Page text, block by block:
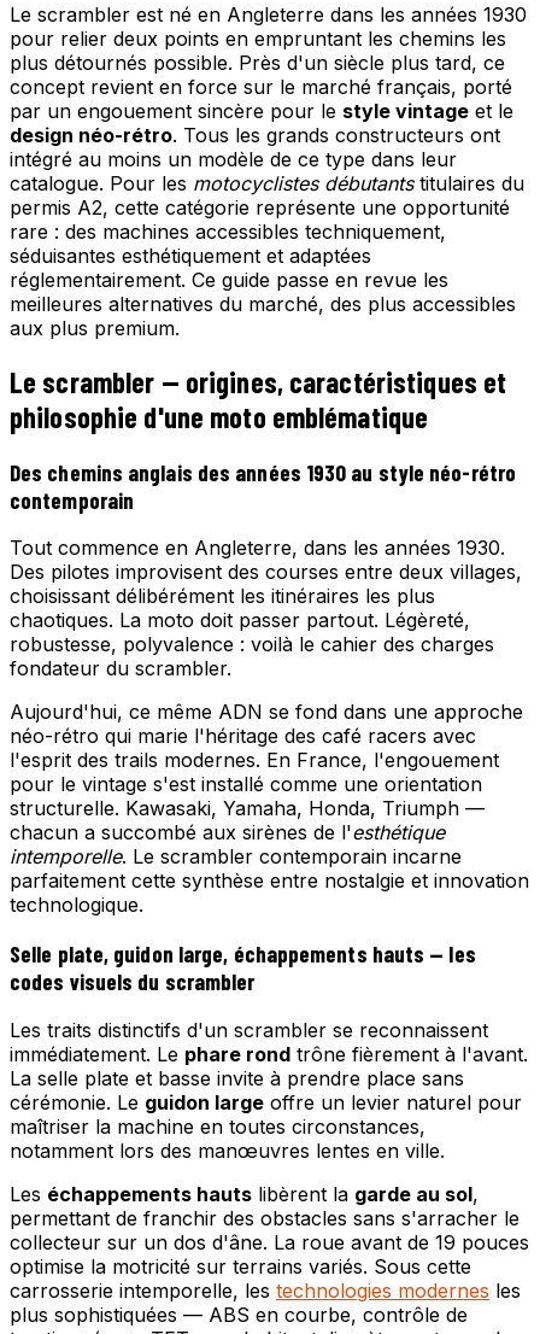
Le scrambler est né en Angleterre dans les années 1930
pour relier deux points en empruntant les chemins les
plus détournés possible. Près d'un siècle plus tard, ce
concept revient en force sur le marché français, porté
par un engouement sincère pour le style vintage et le
design néo-rétro. Tous les grands constructeurs ont
intégré au moins un modèle de ce type dans leur
catalogue. Pour les motocyclistes débutantstitulaires du
permis A2, cette catégorie représente une opportunité
rare : des machines accessibles techniquement,
séduisantes esthétiquement et adaptées
réglementairement. Ce guide passe en revue les
meilleures alternatives du marché, des plus accessibles
aux plus premium.
Le scrambler — origines, caractéristiques et
philosophie d'une moto emblématique
Des chemins anglais des années 1930 au style néo-rétro
contemporain
Tout commence en Angleterre, dans les années 1930.
Des pilotes improvisent des courses entre deux villages,
choisissant délibérément les itinéraires les plus
chaotiques. La moto doit passer partout. Légèreté,
robustesse, polyvalence : voilà le cahier des charges
fondateur du scrambler.
Aujourd'hui, ce même ADN se fond dans une approche
néo-rétro qui marie l'héritage des café racers avec
l'esprit des trails modernes. En France, l'engouement
pour le vintage s'est installé comme une orientation
structurelle. Kawasaki, Yamaha, Honda, Triumph —
chacun a succombé aux sirènes de l'esthétique
intemporelle. Le scrambler contemporain incarne
parfaitement cette synthèse entre nostalgie et innovation
technologique.
Selle plate, guidon large, échappements hauts — les
codes visuels du scrambler
Les traits distinctifs d'un scrambler se reconnaissent
immédiatement. Le phare rond trône fièrement à l'avant.
La selle plate et basse invite à prendre place sans
cérémonie. Le guidon large offre un levier naturel pour
maîtriser la machine en toutes circonstances,
notamment lors des manœuvres lentes en ville.
Les échappements hauts libèrent la garde au sol,
permettant de franchir des obstacles sans s'arracher le
collecteur sur un dos d'âne. La roue avant de 19 pouces
optimise la motricité sur terrains variés. Sous cette
carrosserie intemporelle, les technologies modernes les
plus sophistiquées — ABS en courbe, contrôle de